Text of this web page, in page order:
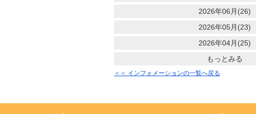
2026年06月(26)
2026年05月(23)
2026年04月(25)
もっとみる
＜＜ インフォメーションの一覧へ戻る